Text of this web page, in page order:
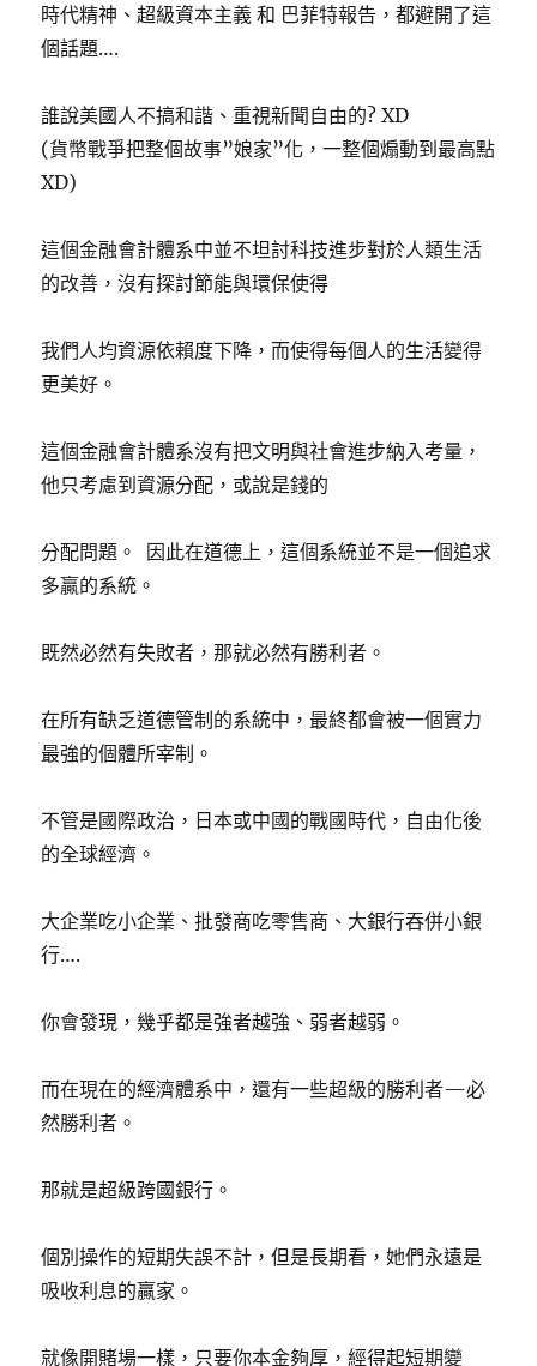
時代精神、超級資本主義 和 巴菲特報告，都避開了這
個話題….
誰說美國人不搞和諧、重視新聞自由的? XD
(貨幣戰爭把整個故事”娘家”化，一整個煽動到最高點
XD)
這個金融會計體系中並不坦討科技進步對於人類生活
的改善，沒有探討節能與環保使得
我們人均資源依賴度下降，而使得每個人的生活變得
更美好。
這個金融會計體系沒有把文明與社會進步納入考量，
他只考慮到資源分配，或說是錢的
分配問題。 因此在道德上，這個系統並不是一個追求
多贏的系統。
既然必然有失敗者，那就必然有勝利者。
在所有缺乏道德管制的系統中，最終都會被一個實力
最強的個體所宰制。
不管是國際政治，日本或中國的戰國時代，自由化後
的全球經濟。
大企業吃小企業、批發商吃零售商、大銀行吞併小銀
行….
你會發現，幾乎都是強者越強、弱者越弱。
而在現在的經濟體系中，還有一些超級的勝利者—必
然勝利者。
那就是超級跨國銀行。
個別操作的短期失誤不計，但是長期看，她們永遠是
吸收利息的贏家。
就像開賭場一樣，只要你本金夠厚，經得起短期變